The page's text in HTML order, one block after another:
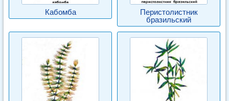
Кабомба
Перистолистник
бразильский